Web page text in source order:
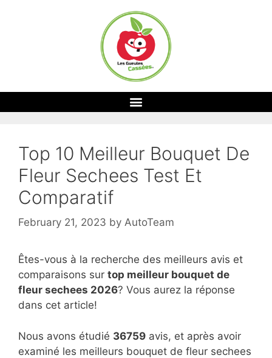
Top 10 Meilleur Bouquet De
Fleur Sechees Test Et
Comparatif
February 21, 2023 by AutoTeam
Êtes-vous à la recherche des meilleurs avis et
comparaisons sur top meilleur bouquet de
fleur sechees 2026? Vous aurez la réponse
dans cet article!
Nous avons étudié 36759 avis, et après avoir
examiné les meilleurs bouquet de fleur sechees